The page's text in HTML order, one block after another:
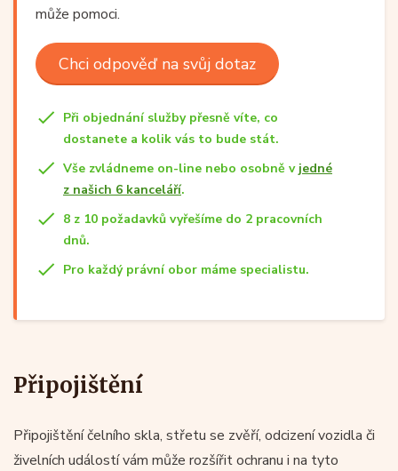
může pomoci.
Chci odpověď na svůj dotaz
Při objednání služby přesně víte, co
dostanete a kolik vás to bude stát.
Vše zvládneme on-line nebo osobně v jedné
z našich 6 kanceláří.
8 z 10 požadavků vyřešíme do 2 pracovních
dnů.
Pro každý právní obor máme specialistu.
Připojištění
Připojištění čelního skla, střetu se zvěří, odcizení vozidla či
živelních událostí vám může rozšířit ochranu i na tyto